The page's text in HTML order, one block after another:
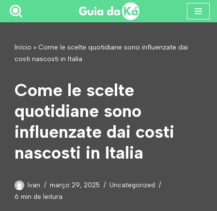
conteúdo
Início » Come le scelte quotidiane sono influenzate dai
costi nascosti in Italia
Come le scelte
quotidiane sono
influenzate dai costi
nascosti in Italia
Ivan março 29, 2025
Uncategorized
6 min de leitura